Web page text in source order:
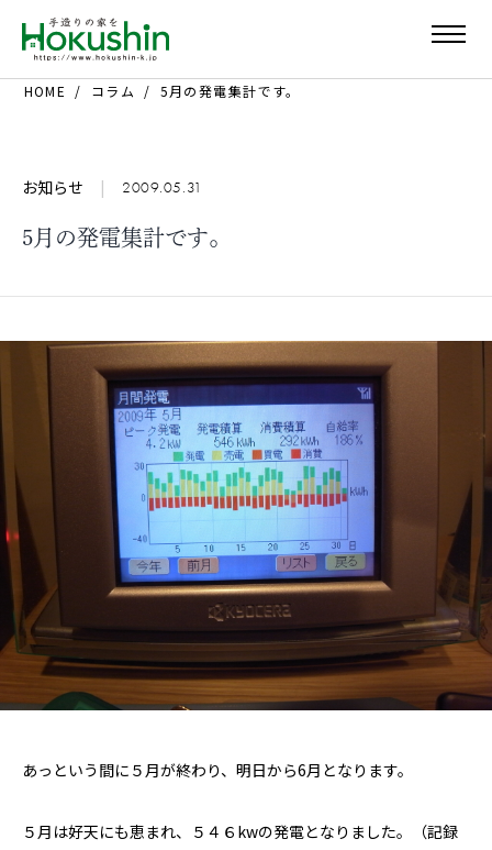
HOME コラム 5月の発電集計です。
お知らせ | 2009.05.31
5月の発電集計です。
あっという間に５月が終わり、明日から6月となります。
５月は好天にも恵まれ、５４６kwの発電となりました。（記録